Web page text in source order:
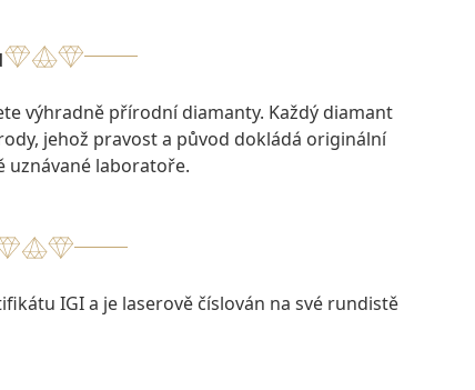
výhradně přírodní diamanty. Každý diamant
jehož pravost a původ dokládá originální
laboratoře.
IGI a je laserově číslován na své rundistě